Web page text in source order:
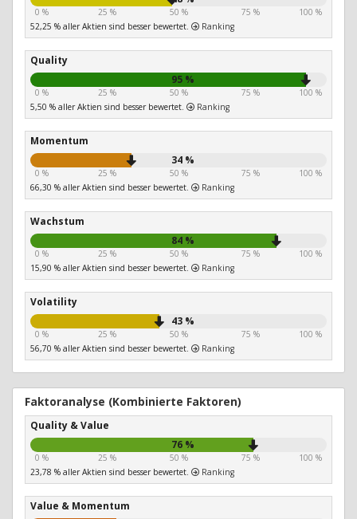
0 % 25 % 50 % 75 %
100 %
52,25 % aller Aktien sind besser bewertet.
Ranking
Quality
95 %
0 % 25 % 50 % 75 %
100 %
5,50 % aller Aktien sind besser bewertet.
Ranking
Momentum
34 %
0 % 25 % 50 % 75 %
100 %
66,30 % aller Aktien sind besser bewertet.
Ranking
Wachstum
84 %
0 % 25 % 50 % 75 %
100 %
15,90 % aller Aktien sind besser bewertet.
Ranking
Volatility
43 %
0 % 25 % 50 % 75 %
100 %
56,70 % aller Aktien sind besser bewertet.
Ranking
Faktoranalyse (Kombinierte Faktoren)
Quality & Value
76 %
0 % 25 % 50 % 75 %
100 %
23,78 % aller Aktien sind besser bewertet.
Ranking
Value & Momentum